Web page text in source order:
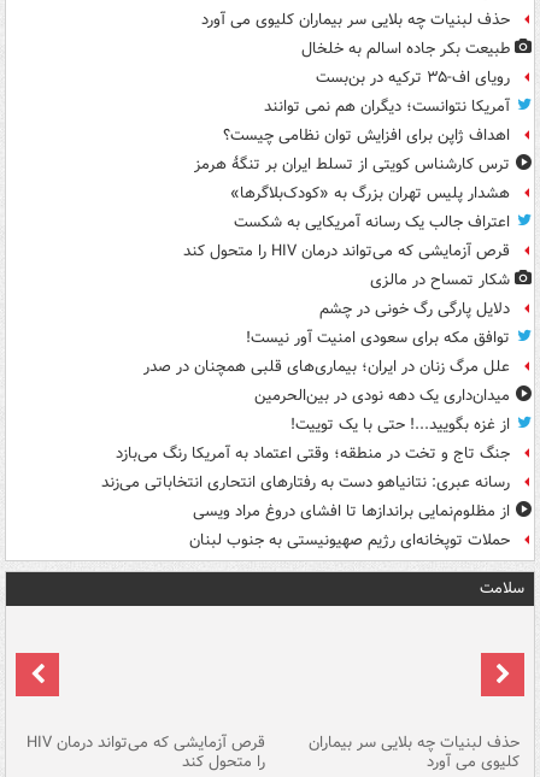
حذف لبنیات چه بلایی سر بیماران کلیوی می آورد
طبیعت بکر جاده اسالم به خلخال
رویای اف-۳۵ ترکیه در بن‌بست
آمریکا نتوانست؛ دیگران هم نمی توانند
اهداف ژاپن برای افزایش توان نظامی چیست؟
ترس کارشناس کویتی از تسلط ایران بر تنگۀ هرمز
هشدار پلیس تهران بزرگ به «کودک‌بلاگرها»
اعتراف جالب یک رسانه آمریکایی به شکست
قرص آزمایشی که می‌تواند درمان HIV را متحول کند
شکار تمساح در مالزی
دلایل پارگی رگ خونی در چشم
توافق مکه برای سعودی امنیت آور نیست!
علل مرگ زنان در ایران؛ بیماری‌های قلبی همچنان در صدر
میدان‌داری یک دهه نودی در بین‌الحرمین
از غزه بگویید...! حتی با یک توییت!
جنگ تاج و تخت در منطقه؛ وقتی اعتماد به آمریکا رنگ می‌بازد
رسانه عبری: نتانیاهو دست به رفتارهای انتحاری انتخاباتی می‌زند
از مظلوم‌نمایی براندازها تا افشای دروغ مراد ویسی
حملات توپخانه‌ای رژیم صهیونیستی به جنوب لبنان
سلامت
حذف لبنیات چه بلایی سر بیماران
کلیوی می آورد
قرص آزمایشی که می‌تواند درمان HIV
را متحول کند